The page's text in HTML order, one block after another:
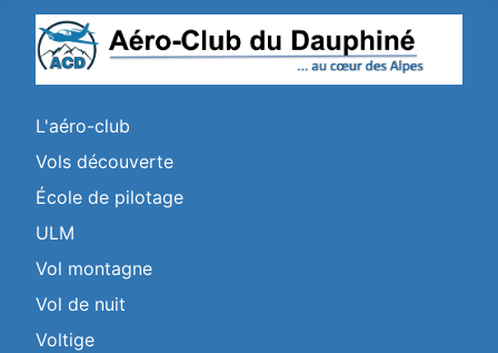
L'aéro-club
Vols découverte
École de pilotage
ULM
Vol montagne
Vol de nuit
Voltige